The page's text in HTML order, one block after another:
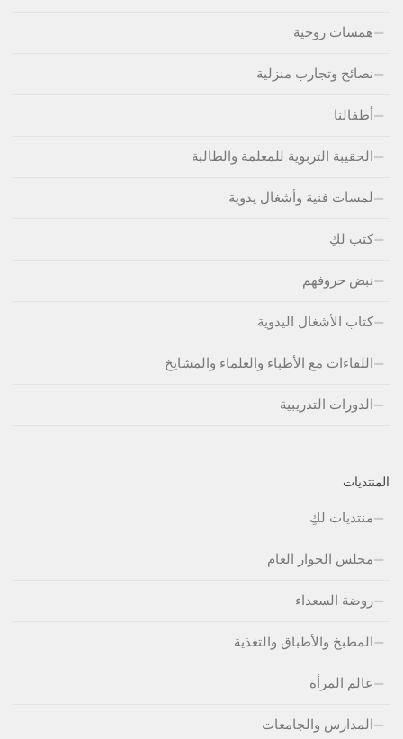
همسات زوجية
نصائح وتجارب منزلية
أطفالنا
الحقيبة التربوية للمعلمة والطالبة
لمسات فنية وأشغال يدوية
كتب لكِ
نبض حروفهم
كتاب الأشغال اليدوية
اللقاءات مع الأطباء والعلماء والمشايخ
الدورات التدريبية
المنتديات
منتديات لكِ
مجلس الحوار العام
روضة السعداء
المطبخ والأطباق والتغذية
عالم المرأة
المدارس والجامعات